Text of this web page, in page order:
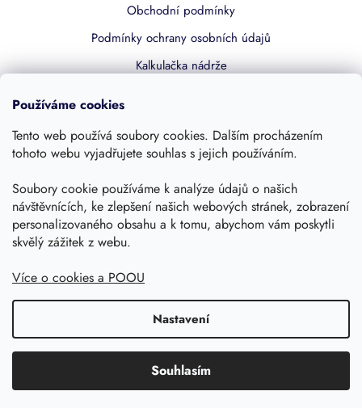
Používáme cookies
Tento web používá soubory cookies. Dalším procházením
tohoto webu vyjadřujete souhlas s jejich používáním.
Soubory cookie používáme k analýze údajů o našich
návštěvnících, ke zlepšení našich webových stránek, zobrazení
personalizovaného obsahu a k tomu, abychom vám poskytli
skvělý zážitek z webu.
Více o cookies a POOU
Nastavení
Souhlasím
Obchodní podmínky
Podmínky ochrany osobních údajů
Kalkulačka nádrže
Kontakty
Sledujte nás
Copyright 2026, Dešťovka.eu Shoptet